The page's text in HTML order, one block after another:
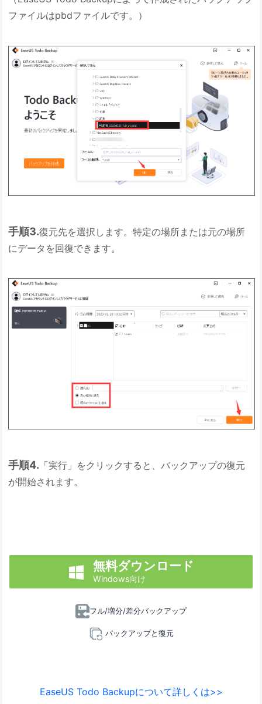
ファイルはpbdファイルです。）
手順3.復元先を選択します。特定の場所または元の場所
にデータを回復できます。
手順4. 「実行」をクリックすると、バックアップの復元
が開始されます。
 無料ダウンロード
Windows向け
フル/増分/差分バックアップ
バックアップと復元
EaseUS Todo Backupについて詳しくは>>